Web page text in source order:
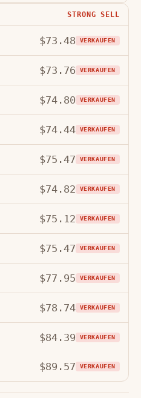
STRONG SELL
$73.48 VERKAUFEN
$73.76 VERKAUFEN
$74.80 VERKAUFEN
$74.44 VERKAUFEN
$75.47 VERKAUFEN
$74.82 VERKAUFEN
$75.12 VERKAUFEN
$75.47 VERKAUFEN
$77.95 VERKAUFEN
$78.74 VERKAUFEN
$84.39 VERKAUFEN
$89.57 VERKAUFEN